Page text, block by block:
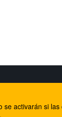
activarán si
.